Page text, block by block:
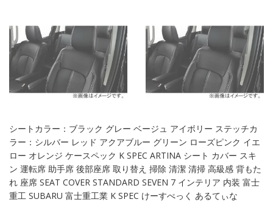
シートカラー：ブラック グレー ベージュ アイボリー ステッチカ
ラー：シルバー レッド アクアブルー グリーン ローズピンク イエ
ロー オレンジ ケースペック K SPEC ARTINA シート カバー スキ
ン 運転席 助手席 後部座席 取り替え 掃除 清潔 清掃 高級感 背もた
れ 座席 SEAT COVER STANDARD SEVEN 7 インテリア 内装 富士
重工 SUBARU 富士重工業 K SPEC けーすぺっく あるてぃな